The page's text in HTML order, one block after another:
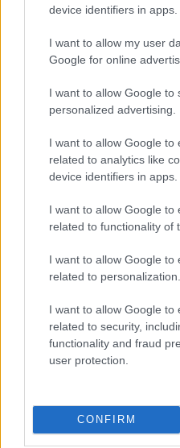
device identifiers in apps.
I want to allow my user
Google for online
I want to allow Google to
personalized advertising.
I want to allow Google to
related to analytics like
device identifiers in apps.
I want to allow Google to
related to functionality of
I want to allow Google to
related to personalization.
I want to allow Google to
related to security,
functionality and fraud
user protection.
CONFIRM